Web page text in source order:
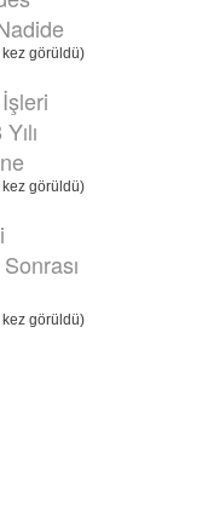
görüldü)
görüldü)
görüldü)